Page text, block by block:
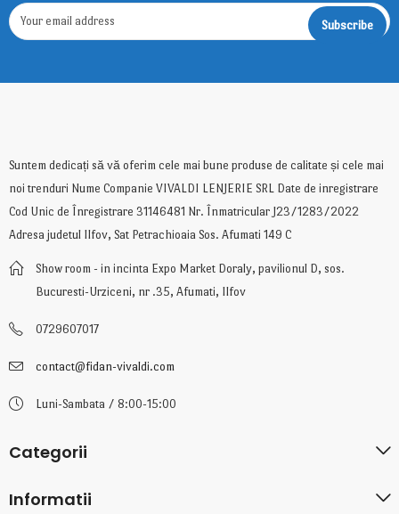
Suntem dedicați să vă oferim cele mai bune produse de calitate și cele mai
noi trenduri Nume Companie VIVALDI LENJERIE SRL Date de inregistrare
Cod Unic de Înregistrare 31146481 Nr. Înmatricular J23/1283/2022
Adresa judetul Ilfov, Sat Petrachioaia Sos. Afumati 149 C
Show room - in incinta Expo Market Doraly, pavilionul D, sos.
Bucuresti-Urziceni, nr .35, Afumati, Ilfov
0729607017
contact@fidan-vivaldi.com
Luni-Sambata / 8:00-15:00
Categorii
Informatii